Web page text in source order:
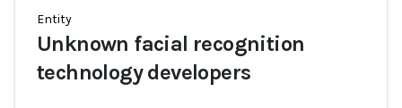
Entity
Unknown facial recognition
technology developers